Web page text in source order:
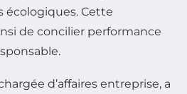
écologiques. Cette
de concilier performance
d’affaires entreprise, a